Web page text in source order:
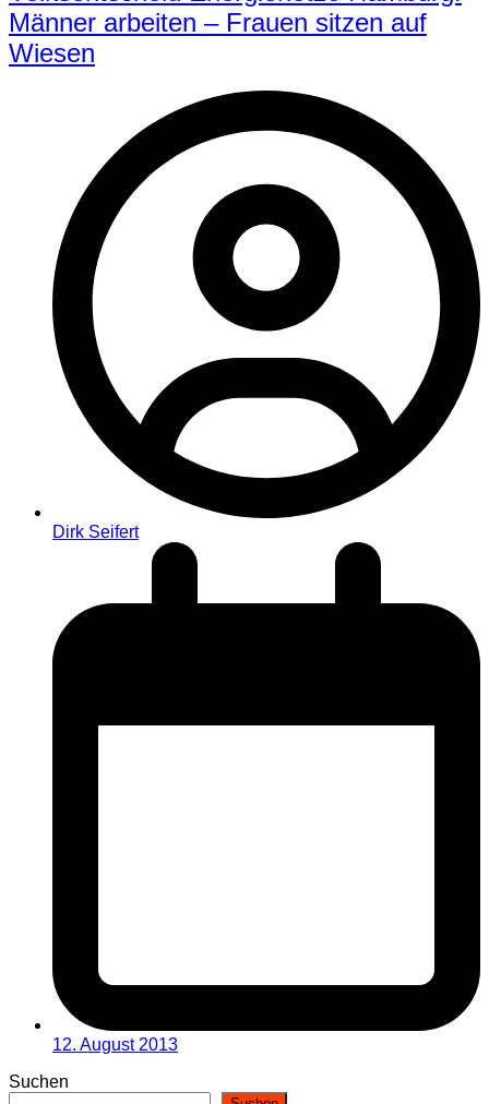
Männer arbeiten – Frauen sitzen auf
Wiesen
Dirk Seifert
12. August 2013
Suchen